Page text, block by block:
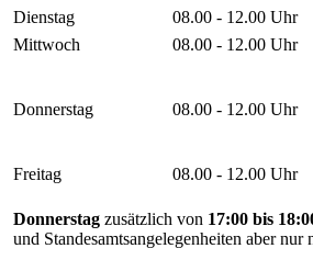
Dienstag
08.00 - 12.00 Uhr
Mittwoch
08.00 - 12.00 Uhr
Donnerstag 08.00 - 12.00 Uhr
Freitag 08.00 - 12.00 Uhr
Donnerstag zusätzlich von 17:00 bis
und Standesamtsangelegenheiten aber nur